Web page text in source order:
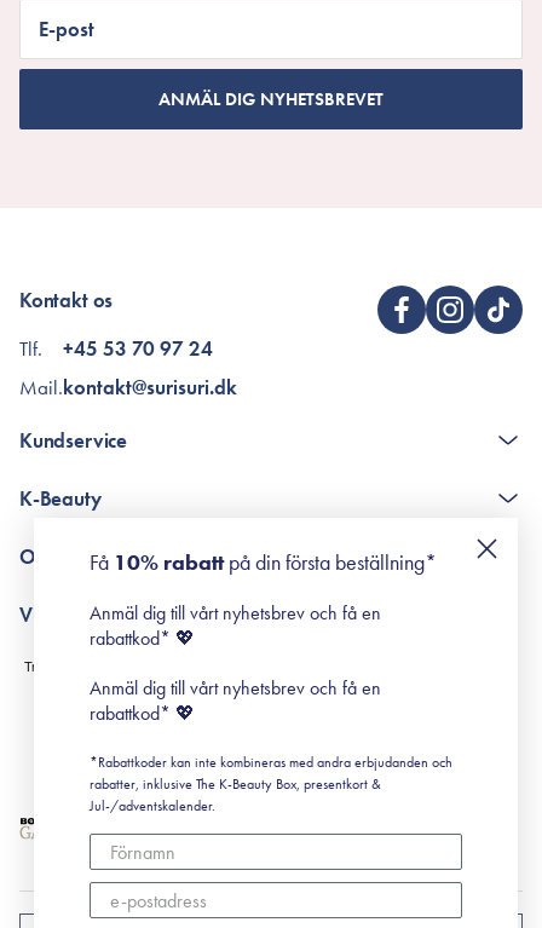
E-post
ANMÄL DIG NYHETSBREVET
Kontakt os
Tlf.
Mail.
+45 53 70 97 24
kontakt@surisuri.dk
Kundservice
Poängshop - frågor och svar
K-Beauty
Retinol för nybörjare
Om Surisuri
Black Friday
Villkor
Leverans & Retur
Köpvillkor
Prenumerationsvillkor
Cookiepolicy
Få 10% rabattpå din första beställning*
Anmäl dig till vårt nyhetsbrev och få en
rabattkod* 💖
Anmäl dig till vårt nyhetsbrev och få en
rabattkod* 💖
*Rabattkoder kan inte kombineras med andra erbjudanden och
rabatter, inklusive The K-Beauty Box, presentkort &
Jul-/adventskalender.